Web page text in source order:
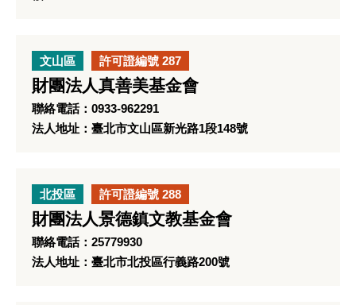
文山區 許可證編號 287
財團法人真善美基金會
聯絡電話：0933-962291
法人地址：臺北市文山區新光路1段148號
北投區 許可證編號 288
財團法人景德鎮文教基金會
聯絡電話：25779930
法人地址：臺北市北投區行義路200號